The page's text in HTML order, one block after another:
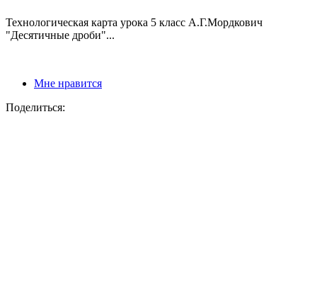
Технологическая карта урока 5 класс А.Г.Мордкович
"Десятичные дроби"...
Мне нравится
Поделиться: